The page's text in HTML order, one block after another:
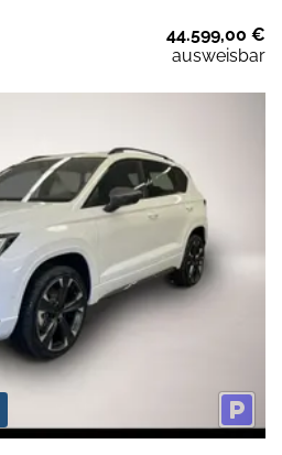
44.599,00 €
ausweisbar